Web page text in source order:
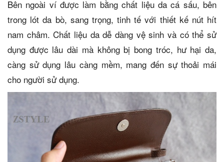
Bên ngoài ví được làm bằng chất liệu da cá sấu, bên
trong lót da bò, sang trọng, tinh tế với thiết kế nút hít
nam châm. Chất liệu da dễ dàng vệ sinh và có thể sử
dụng được lâu dài mà không bị bong tróc, hư hại da,
càng sử dụng lâu càng mềm, mang đến sự thoải mái
cho người sử dụng.